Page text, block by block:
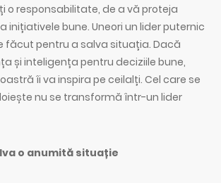
o responsabilitate, de a vă proteja
inițiativele bune. Uneori un lider puternic
făcut pentru a salva situația. Dacă
și inteligența pentru deciziile bune,
îi va inspira pe ceilalți. Cel care se
nu se transformă într-un lider
o anumită situație